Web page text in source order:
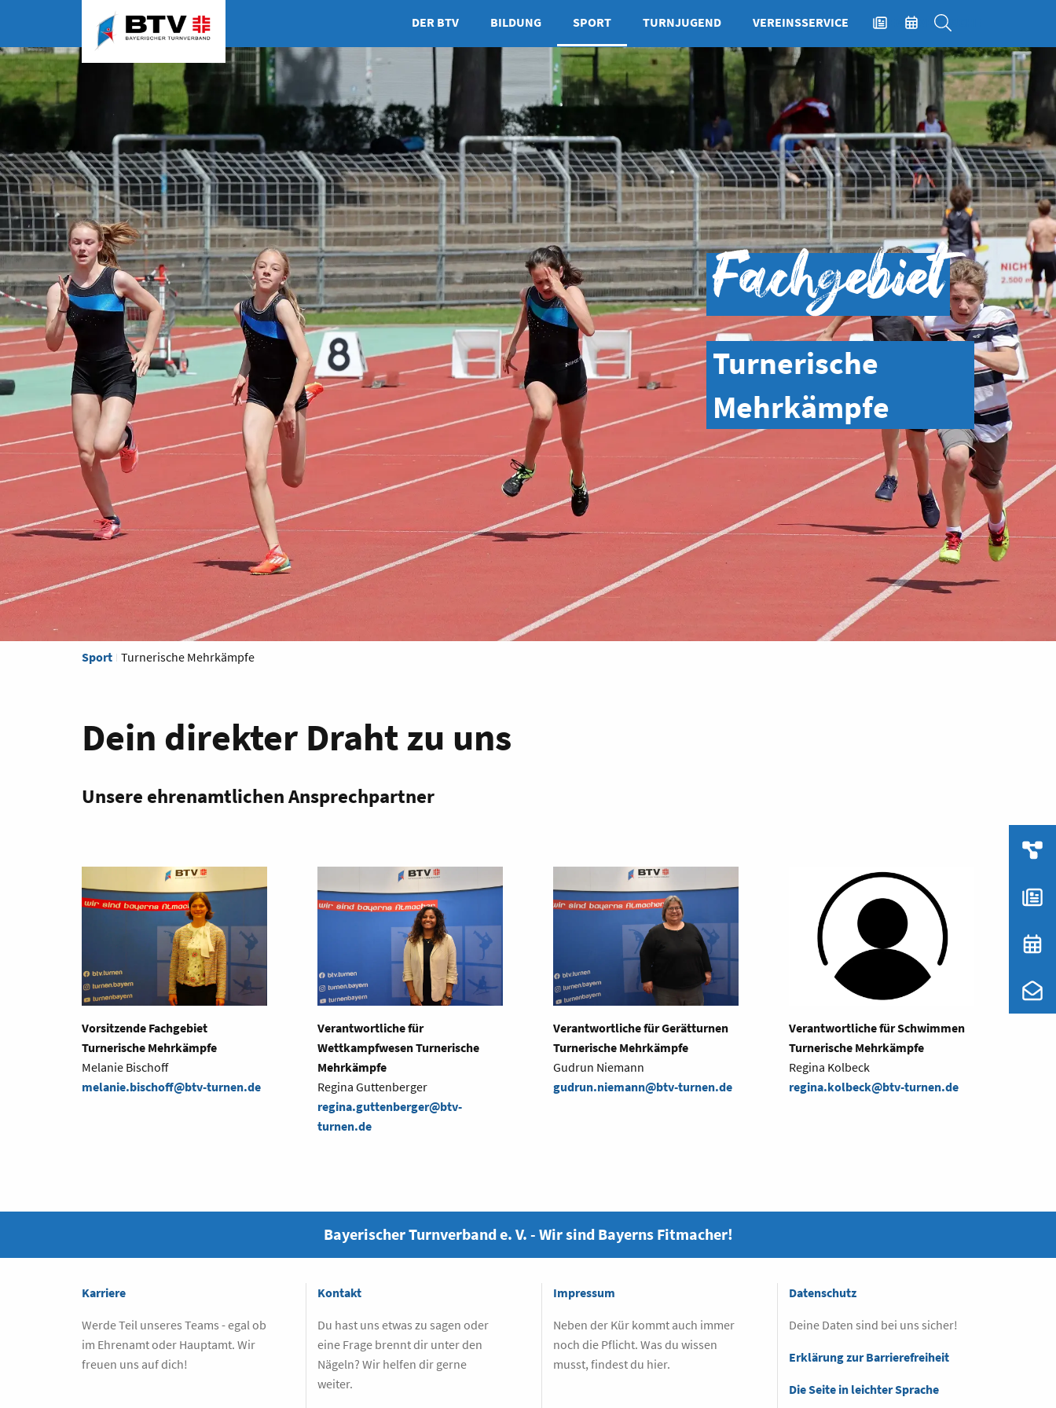
DER BTV BILDUNG SPORT TURNJUGEND VEREINSSERVICE NEWSEVENTSSUCHE
Fachgebiet
Turnerische
Mehrkämpfe
Sport Turnerische Mehrkämpfe
Dein direkter Draht zu uns
Unsere ehrenamtlichen Ansprechpartner
Vorsitzende Fachgebiet
Turnerische Mehrkämpfe
Melanie Bischoff
melanie.bischoff@btv-turnen.de
Verantwortliche für
Wettkampfwesen Turnerische
Mehrkämpfe
Regina Guttenberger
regina.guttenberger@btv-
turnen.de
Verantwortliche für Gerätturnen
Turnerische Mehrkämpfe
Gudrun Niemann
gudrun.niemann@btv-turnen.de
Verantwortliche für Schwimmen
Turnerische Mehrkämpfe
Regina Kolbeck
regina.kolbeck@btv-turnen.de
Bayerischer Turnverband e. V. - Wir sind Bayerns Fitmacher!
Karriere
Werde Teil unseres Teams - egal ob
im Ehrenamt oder Hauptamt. Wir
freuen uns auf dich!
Kontakt
Du hast uns etwas zu sagen oder
eine Frage brennt dir unter den
Nägeln? Wir helfen dir gerne
weiter.
Impressum
Neben der Kür kommt auch immer
noch die Pflicht. Was du wissen
musst, findest du hier.
Datenschutz
Deine Daten sind bei uns sicher!
Erklärung zur Barrierefreiheit
Die Seite in leichter Sprache